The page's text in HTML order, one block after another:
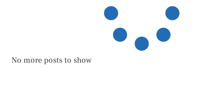
No more posts to show